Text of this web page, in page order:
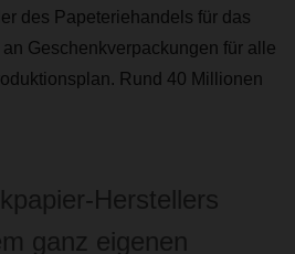
des Papeteriehandels für das
Geschenkverpackungen für alle
Rund 40 Millionen
Herstellers
ganz eigenen